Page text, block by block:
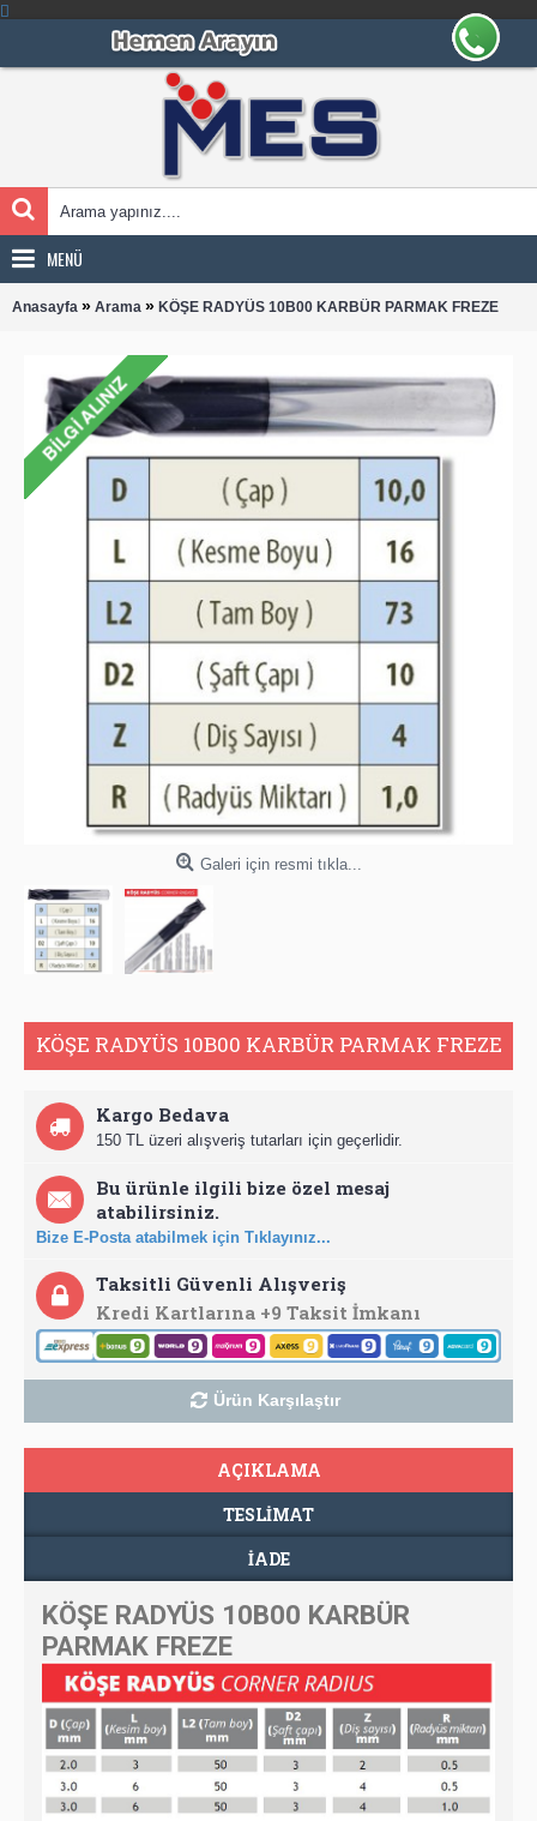
MENÜ
Anasayfa » Arama » KÖŞE RADYÜS 10B00 KARBÜR PARMAK FREZE
Galeri için resmi tıkla...
KÖŞE RADYÜS 10B00 KARBÜR PARMAK FREZE
Kargo Bedava
150 TL üzeri alışveriş tutarları için geçerlidir.
Bu ürünle ilgili bize özel mesaj
atabilirsiniz.
Bize E-Posta atabilmek için Tıklayınız...
Taksitli Güvenli Alışveriş
Kredi Kartlarına +9 Taksit İmkanı
Ürün Karşılaştır
AÇIKLAMA
TESLIMAT
İADE
KÖŞE RADYÜS 10B00 KARBÜR
PARMAK FREZE